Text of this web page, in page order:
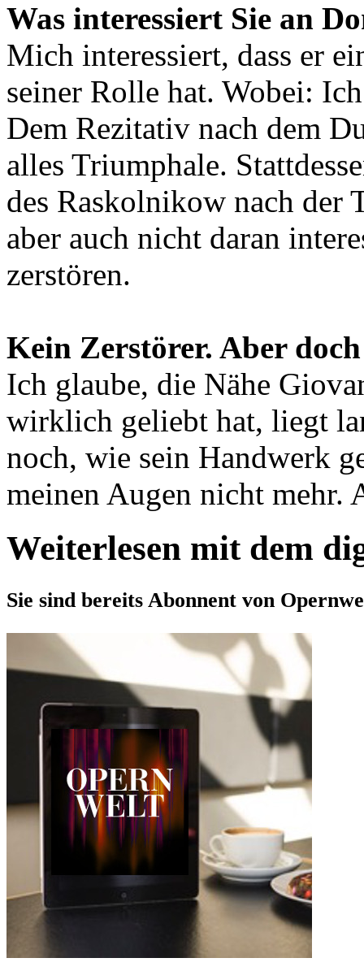
Was interessiert Sie an
Mich interessiert, dass er
seiner Rolle hat. Wobei:
Dem Rezitativ nach dem
alles Triumphale.
des Raskolnikow nach
aber auch nicht daran
zerstören.
Kein Zerstörer. Aber
Ich glaube, die Nähe
wirklich geliebt hat, liegt
noch, wie sein Handwerk
meinen Augen nicht mehr.
Weiterlesen mit dem
Sie sind bereits Abonnent von